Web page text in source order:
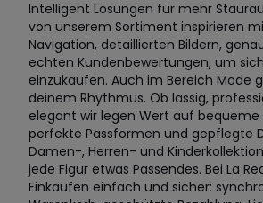
Intelligent Lösungen für mehr
von unserem Sortiment inspirieren
Navigation, detaillierten Bildern,
echten Kundenbewertungen, um
einzukaufen. Auch im Bereich Mode
deinem Rhythmus. Ob lässig,
elegant wir legen Wert auf bequeme
perfekte Passformen und gepflegte
Damen-, Herren- und
jede Figur etwas Passendes. Bei La
Einkaufen einfach und sicher: